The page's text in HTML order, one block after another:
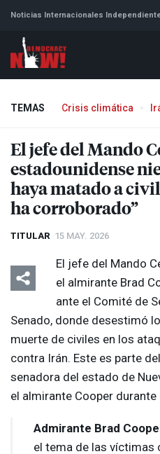
Noticias Internacionales
TEMAS Crisis climática
El jefe del Mando
estadounidense
haya matado a
ha corroborado”
TITULAR 15 MAY. 2026
El jefe del Mando
el almirante Brad
ante el Comité de
Senado, donde desestimó
muerte de civiles en los
contra Irán. Este es parte
senadora del estado de
el almirante Cooper
Admirante Brad
el tema de las víctimas